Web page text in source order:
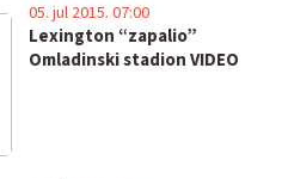
Lexington “zapalio”
Omladinski stadion VIDEO
05. jul 2015. 07:00